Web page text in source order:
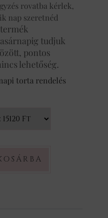
rovatba kérlek,
nap szeretnéd
tudjuk
pontos
lehetőség.
torta rendelés